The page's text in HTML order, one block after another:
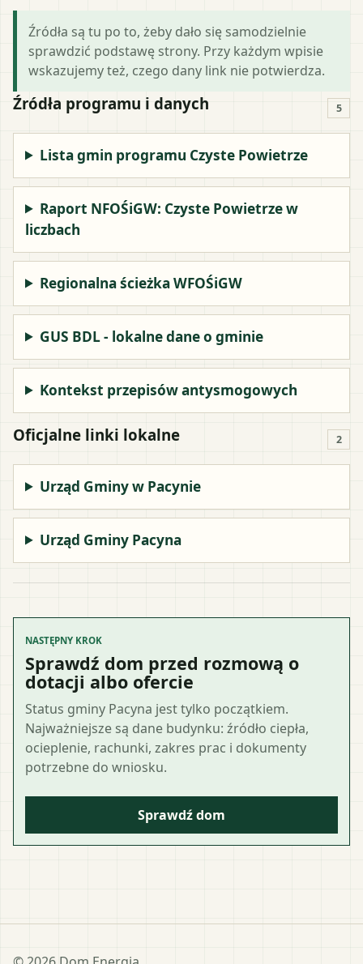
Źródła są tu po to, żeby dało się samodzielnie
sprawdzić podstawę strony. Przy każdym wpisie
wskazujemy też, czego dany link nie potwierdza.
Źródła programu i danych 5
Lista gmin programu Czyste Powietrze
Raport NFOŚiGW: Czyste Powietrze w
liczbach
Regionalna ścieżka WFOŚiGW
GUS BDL - lokalne dane o gminie
Kontekst przepisów antysmogowych
Oficjalne linki lokalne 2
Urząd Gminy w Pacynie
Urząd Gminy Pacyna
NASTĘPNY KROK
Sprawdź dom przed rozmową o
dotacji albo ofercie
Status gminy Pacyna jest tylko początkiem.
Najważniejsze są dane budynku: źródło ciepła,
ocieplenie, rachunki, zakres prac i dokumenty
potrzebne do wniosku.
Sprawdź dom